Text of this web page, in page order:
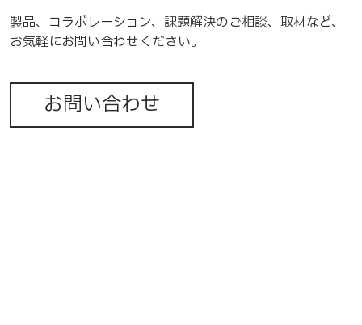
製品、コラボレーション、課題解決の ご相談、 取材など、
お気軽にお問い合わせください。
お問い合わせ